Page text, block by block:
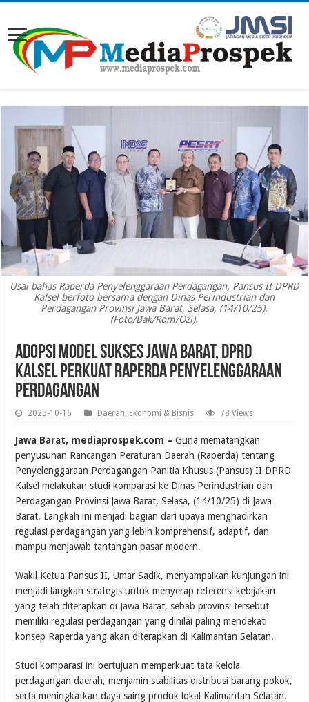
Usai bahas Raperda Penyelenggaraan Perdagangan, Pansus II DPRD
Kalsel berfoto bersama dengan Dinas Perindustrian dan
Perdagangan Provinsi Jawa Barat, Selasa, (14/10/25).
(Foto/Bak/Rom/Ozi).
Adopsi Model Sukses Jawa Barat, DPRD
Kalsel Perkuat Raperda Penyelenggaraan
Perdagangan
2025-10-16 Daerah, Ekonomi & Bisnis 78 Views
Jawa Barat, mediaprospek.com – Guna mematangkan
penyusunan Rancangan Peraturan Daerah (Raperda) tentang
Penyelenggaraan Perdagangan Panitia Khusus (Pansus) II DPRD
Kalsel melakukan studi komparasi ke Dinas Perindustrian dan
Perdagangan Provinsi Jawa Barat, Selasa, (14/10/25) di Jawa
Barat. Langkah ini menjadi bagian dari upaya menghadirkan
regulasi perdagangan yang lebih komprehensif, adaptif, dan
mampu menjawab tantangan pasar modern.
Wakil Ketua Pansus II, Umar Sadik, menyampaikan kunjungan ini
menjadi langkah strategis untuk menyerap referensi kebijakan
yang telah diterapkan di Jawa Barat, sebab provinsi tersebut
memiliki regulasi perdagangan yang dinilai paling mendekati
konsep Raperda yang akan diterapkan di Kalimantan Selatan.
Studi komparasi ini bertujuan memperkuat tata kelola
perdagangan daerah, menjamin stabilitas distribusi barang pokok,
serta meningkatkan daya saing produk lokal Kalimantan Selatan.